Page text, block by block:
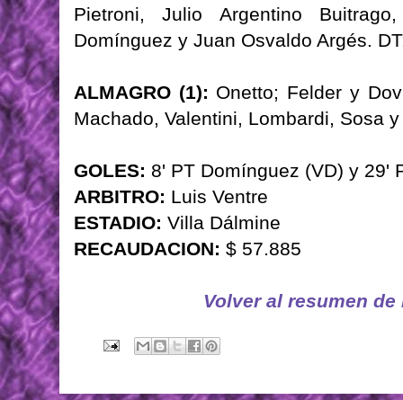
Pietroni, Julio Argentino
Domínguez y Juan Osvaldo Argés.
ALMAGRO (1): Onetto; Felder y
Machado, Valentini, Lombardi, Sosa
GOLES: 8' PT Domínguez (VD) y 29'
ARBITRO: Luis Ventre
ESTADIO: Villa Dálmine
RECAUDACION: $ 57.885
Volver al resumen